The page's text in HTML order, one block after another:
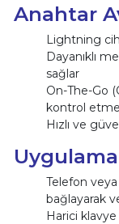
Anahtar
Lightning
Dayanıklı
sağlar
On-The-Go
kontrol
Hızlı ve
Telefon
bağlayarak
Harici